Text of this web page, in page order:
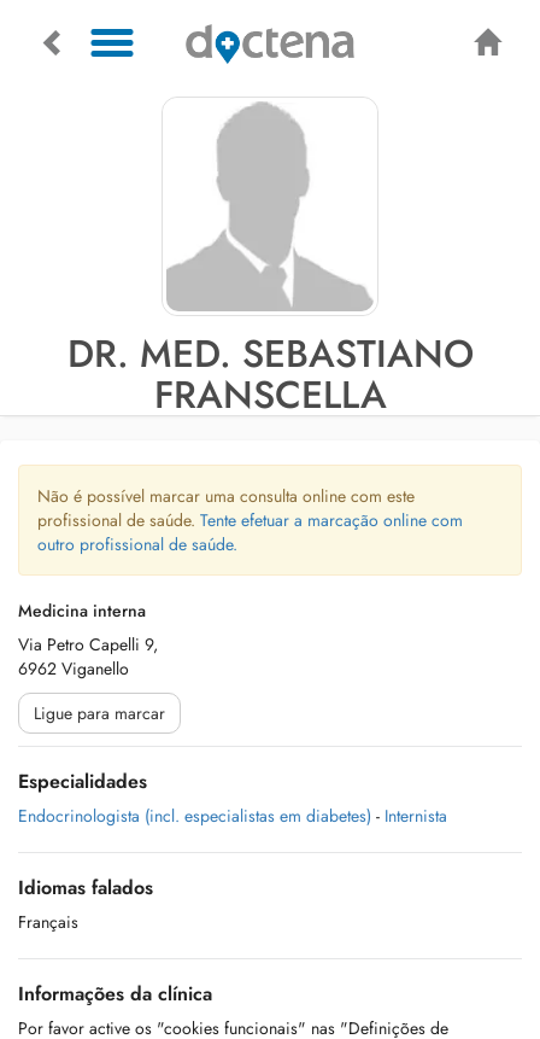
DR. MED. SEBASTIANO
FRANSCELLA
Não é possível marcar uma consulta online com este
profissional de saúde. Tente efetuar a marcação online com
outro profissional de saúde.
Medicina interna
Via Petro Capelli 9,
6962 Viganello
Ligue para marcar
Especialidades
Endocrinologista (incl. especialistas em diabetes) - Internista
Idiomas falados
Français
Informações da clínica
Por favor active os "cookies funcionais" nas "Definições de